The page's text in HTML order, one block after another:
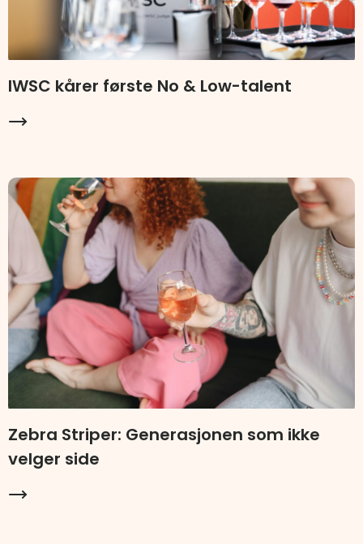
IWSC kårer første No & Low-talent
Zebra Striper: Generasjonen som ikke
velger side